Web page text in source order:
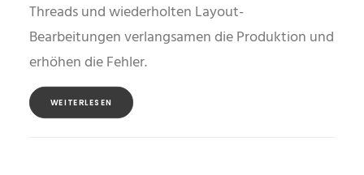
Threads und wiederholten Layout-
Bearbeitungen verlangsamen die Produktion und
erhöhen die Fehler.
WEITERLESEN